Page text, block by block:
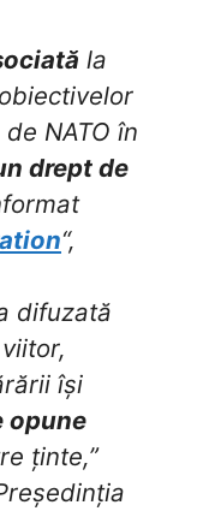
la
NATO în
drept de
“,
difuzată
își
opune
ținte,”